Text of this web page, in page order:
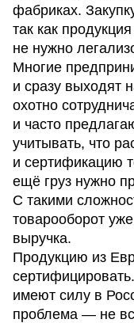
фабриках.
так как
не нужно
Многие
и сразу выходят
охотно
и часто
учитывать, что
и сертификацию
ещё груз нужно
С такими
товарооборот
выручка.
Продукцию из
имеют силу в
проблема — не